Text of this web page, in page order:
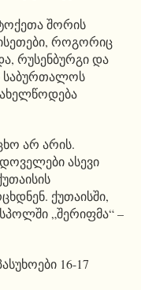
შორის
როგორიც
რუსენბურგი და
საბურთალოს
არ არის.
ასევი
ქუთაისში,
„შერიფმა“ –
16-17